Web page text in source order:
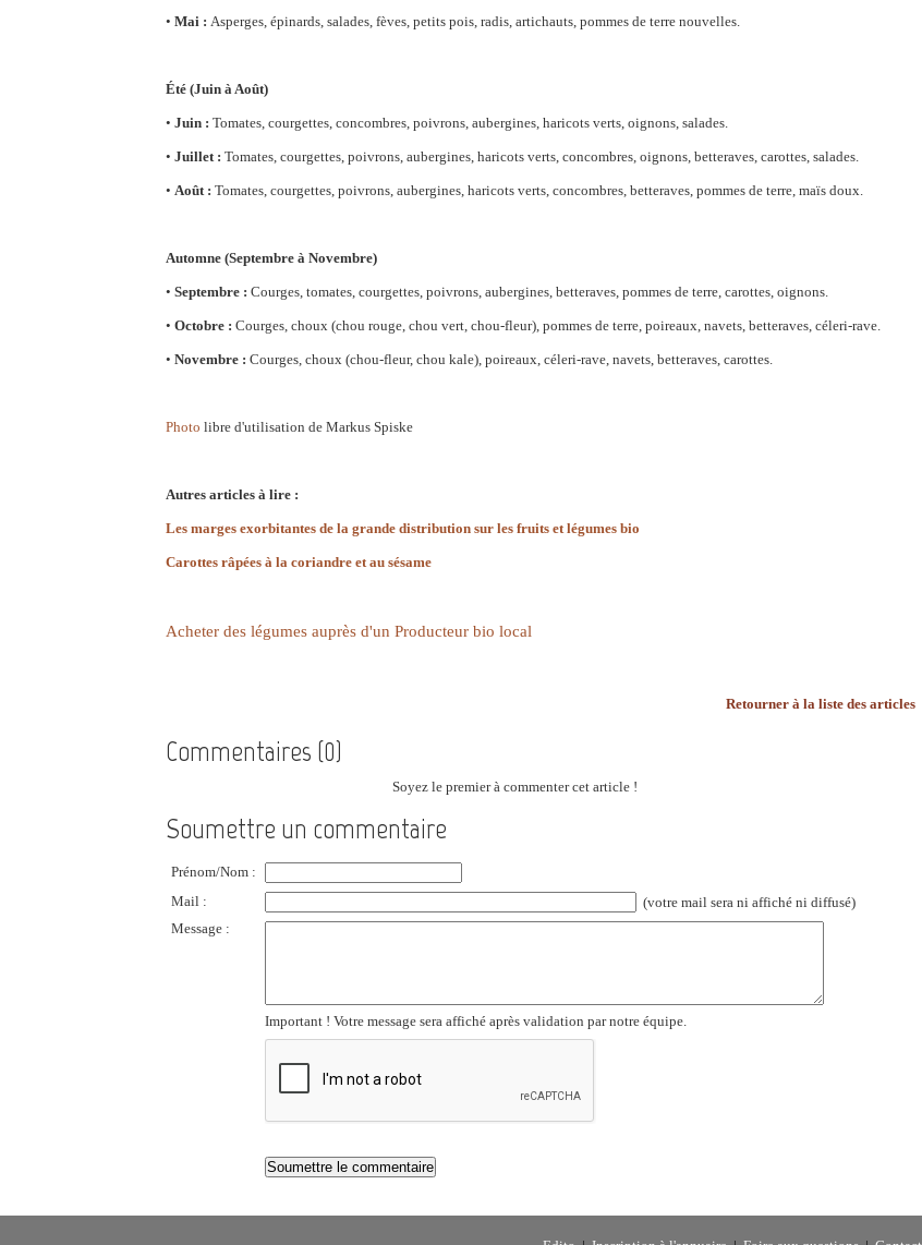
• Mai : Asperges, épinards, salades, fèves, petits pois, radis, artichauts, pommes de terre nouvelles.
Été (Juin à Août)
• Juin : Tomates, courgettes, concombres, poivrons, aubergines, haricots verts, oignons, salades.
• Juillet : Tomates, courgettes, poivrons, aubergines, haricots verts, concombres, oignons, betteraves, carottes, salades.
• Août : Tomates, courgettes, poivrons, aubergines, haricots verts, concombres, betteraves, pommes de terre, maïs doux.
Automne (Septembre à Novembre)
• Septembre : Courges, tomates, courgettes, poivrons, aubergines, betteraves, pommes de terre, carottes, oignons.
• Octobre : Courges, choux (chou rouge, chou vert, chou-fleur), pommes de terre, poireaux, navets, betteraves, céleri-rave.
• Novembre : Courges, choux (chou-fleur, chou kale), poireaux, céleri-rave, navets, betteraves, carottes.
Photo libre d'utilisation de Markus Spiske
Autres articles à lire :
Les marges exorbitantes de la grande distribution sur les fruits et légumes bio
Carottes râpées à la coriandre et au sésame
Acheter des légumes auprès d'un Producteur bio local
Retourner à la liste des articles
Commentaires (0)
Soyez le premier à commenter cet article !
Soumettre un commentaire
Prénom/Nom :
Mail :
(votre mail sera ni affiché ni diffusé)
Message :
Important ! Votre message sera affiché après validation par notre équipe.